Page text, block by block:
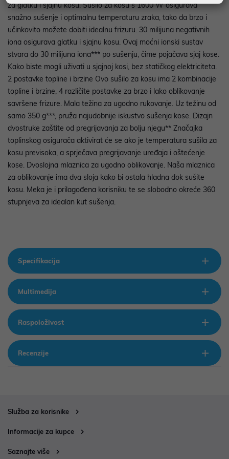
za glatku i sjajnu kosu. Sušilo za kosu s 1600 W osigurava
snažno sušenje i optimalnu temperaturu zraka, tako da brzo i
učinkovito možete dobiti idealnu frizuru. 30 milijuna negativnih
iona osigurava glatku i sjajnu kosu. Ovaj moćni ionski sustav
stvara do 30 milijuna iona*** po sušenju, čime pojačava sjaj kose.
Kako biste mogli uživati u sjajnoj kosi, bez statičkog elektriciteta.
2 postavke topline i brzine Ovo sušilo za kosu ima 2 kombinacije
topline i brzine, 4 različite postavke za brzo i lako oblikovanje
savršene frizure. Mala težina za ugodno rukovanje. Uz težinu od
samo 350 g***, pruža najudobnije iskustvo sušenja kose. Dizajn
dvostruke zaštite od pregrijavanja za bolju njegu** Značajka
toplinskog osigurača aktivirat će se ako je temperatura sušila za
kosu previsoka, a sprječava pregrijavanje uređaja i oštećenje
kose. Dvoslojna mlaznica za ugodno oblikovanje. Naša mlaznica
za oblikovanje ima dva sloja kako bi ostala hladna dok sušite
kosu. Meka je i prilagođena korisniku te se slobodno okreće 360
stupnjeva za idealan kut sušenja.
Specifikacija
Multimedija
Raspoloživost
Recenzije
Služba za korisnike
Informacije za kupce
Saznajte više